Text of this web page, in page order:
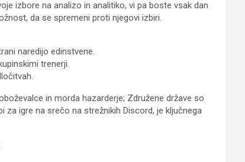
izbore na analizo in analitiko, vi pa boste vsak dan
da se spremeni proti njegovi izbiri.
naredijo edinstvene.
trenerji.
in morda hazarderje; Združene države so
igre na srečo na strežnikih Discord, je ključnega